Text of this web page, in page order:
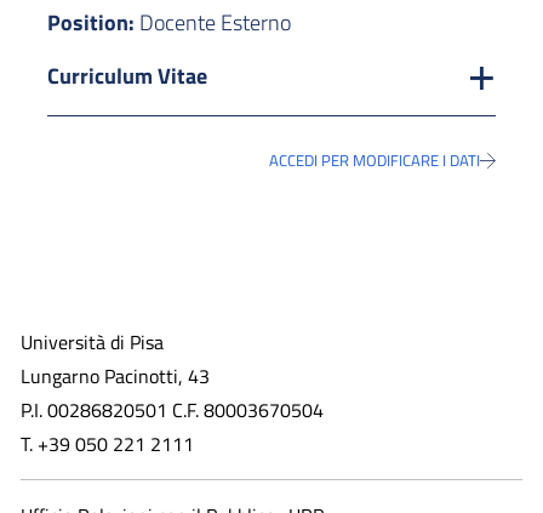
Position: Docente Esterno
Curriculum Vitae
ACCEDI PER MODIFICARE I DATI
Università di Pisa
Lungarno Pacinotti, 43
P.I. 00286820501 C.F. 80003670504
T. +39 050 221 2111